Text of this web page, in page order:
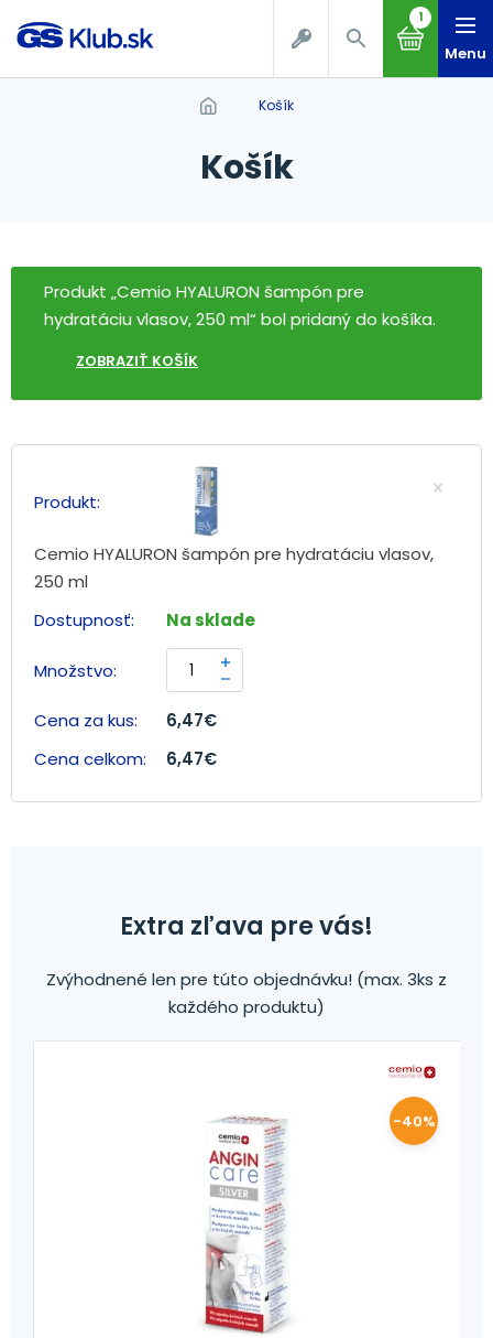
1
Menu
Košík
Košík
Produkt „Cemio HYALURON šampón pre
hydratáciu vlasov, 250 ml“ bol pridaný do košíka.
ZOBRAZIŤ KOŠÍK
Cemio HYALURON šampón pre hydratáciu vlasov,
250 ml
Na sklade
6,47€
6,47€
Extra zľava pre vás!
Zvýhodnené len pre túto objednávku! (max. 3ks z
každého produktu)
-40%